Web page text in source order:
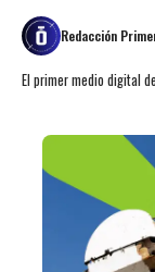
Redacción
El primer medio digital